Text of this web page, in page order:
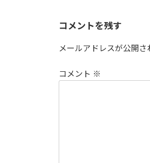
コメントを残す
メールアドレスが公開さ
コメント ※